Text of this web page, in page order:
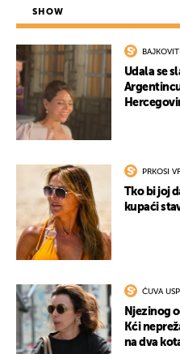
SHOW
Udala se
PRKOSI
Tko bi joj
kupaći
ČUVA
Njezinog
Kći
na dva